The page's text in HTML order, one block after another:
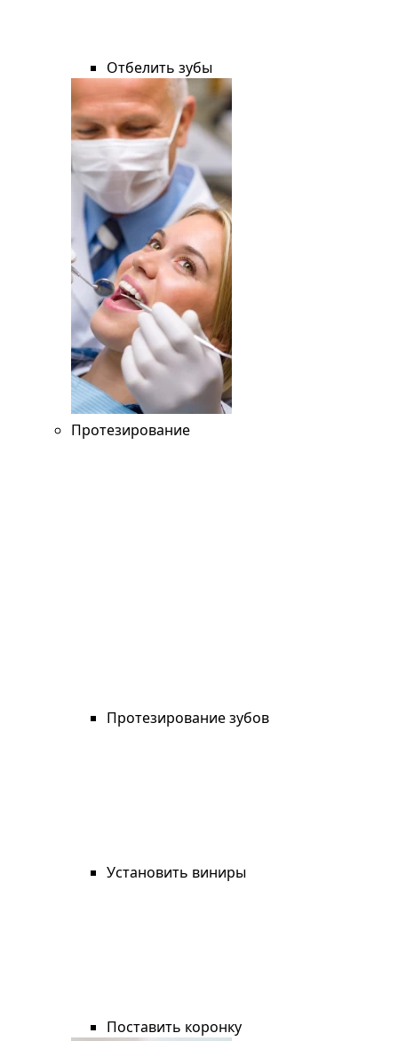
Отбелить зубы
Протезирование
Протезирование зубов
Установить виниры
Поставить коронку